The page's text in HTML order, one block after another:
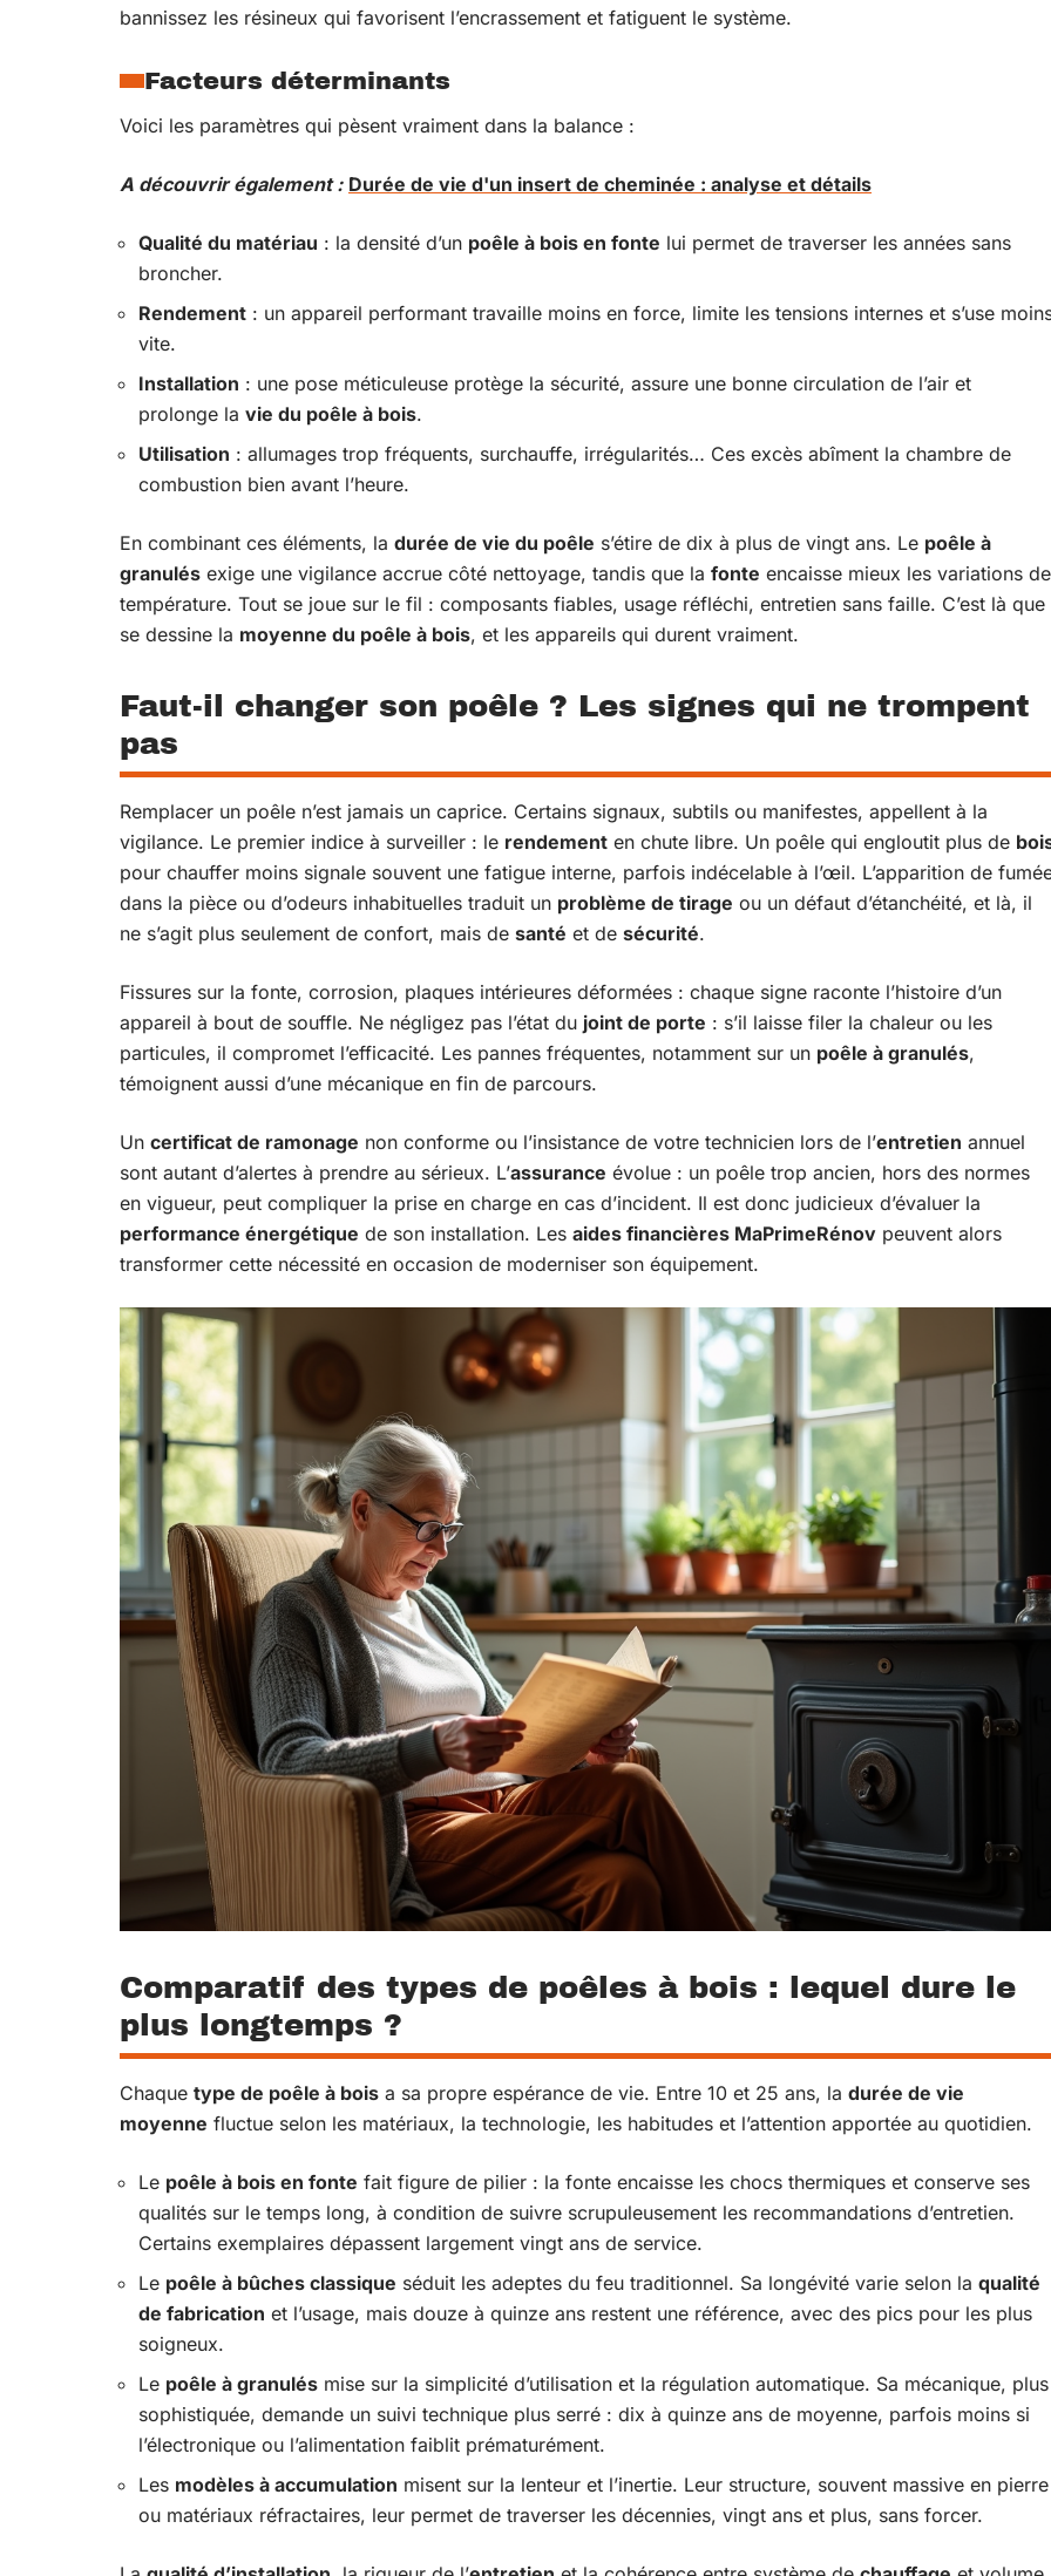
bannissez les résineux qui favorisent l’encrassement et fatiguent le système.
Facteurs déterminants
Voici les paramètres qui pèsent vraiment dans la balance :
A découvrir également : Durée de vie d'un insert de cheminée : analyse et détails
Qualité du matériau : la densité d’un poêle à bois en fonte lui permet de traverser les années sans
broncher.
Rendement : un appareil performant travaille moins en force, limite les tensions internes et s’use
vite.
Installation : une pose méticuleuse protège la sécurité, assure une bonne circulation de l’air et
prolonge la vie du poêle à bois.
Utilisation : allumages trop fréquents, surchauffe, irrégularités… Ces excès abîment la chambre de
combustion bien avant l’heure.
En combinant ces éléments, la durée de vie du poêle s’étire de dix à plus de vingt ans. Le poêle à
granulés exige une vigilance accrue côté nettoyage, tandis que la fonte encaisse mieux les variations de
température. Tout se joue sur le fil : composants fiables, usage réfléchi, entretien sans faille. C’est là que
se dessine la moyenne du poêle à bois, et les appareils qui durent vraiment.
Faut-il changer son poêle ? Les signes qui ne trompent
pas
Remplacer un poêle n’est jamais un caprice. Certains signaux, subtils ou manifestes, appellent à la
vigilance. Le premier indice à surveiller : le rendement en chute libre. Un poêle qui engloutit plus de
pour chauffer moins signale souvent une fatigue interne, parfois indécelable à l’œil. L’apparition de
dans la pièce ou d’odeurs inhabituelles traduit un problème de tirage ou un défaut d’étanchéité, et là, il
ne s’agit plus seulement de confort, mais de santé et de sécurité.
Fissures sur la fonte, corrosion, plaques intérieures déformées : chaque signe raconte l’histoire d’un
appareil à bout de souffle. Ne négligez pas l’état du joint de porte : s’il laisse filer la chaleur ou les
particules, il compromet l’efficacité. Les pannes fréquentes, notamment sur un poêle à granulés,
témoignent aussi d’une mécanique en fin de parcours.
Un certificat de ramonage non conforme ou l’insistance de votre technicien lors de l’entretien annuel
sont autant d’alertes à prendre au sérieux. L’assurance évolue : un poêle trop ancien, hors des normes
en vigueur, peut compliquer la prise en charge en cas d’incident. Il est donc judicieux d’évaluer la
performance énergétique de son installation. Les aides financières MaPrimeRénov peuvent alors
transformer cette nécessité en occasion de moderniser son équipement.
Comparatif des types de poêles à bois : lequel dure le
plus longtemps ?
Chaque type de poêle à bois a sa propre espérance de vie. Entre 10 et 25 ans, la durée de vie
moyenne fluctue selon les matériaux, la technologie, les habitudes et l’attention apportée au quotidien.
Le poêle à bois en fonte fait figure de pilier : la fonte encaisse les chocs thermiques et conserve ses
qualités sur le temps long, à condition de suivre scrupuleusement les recommandations d’entretien.
Certains exemplaires dépassent largement vingt ans de service.
Le poêle à bûches classique séduit les adeptes du feu traditionnel. Sa longévité varie selon la qualité
de fabrication et l’usage, mais douze à quinze ans restent une référence, avec des pics pour les plus
soigneux.
Le poêle à granulés mise sur la simplicité d’utilisation et la régulation automatique. Sa mécanique, plus
sophistiquée, demande un suivi technique plus serré : dix à quinze ans de moyenne, parfois moins si
l’électronique ou l’alimentation faiblit prématurément.
Les modèles à accumulation misent sur la lenteur et l’inertie. Leur structure, souvent massive en pierre
ou matériaux réfractaires, leur permet de traverser les décennies, vingt ans et plus, sans forcer.